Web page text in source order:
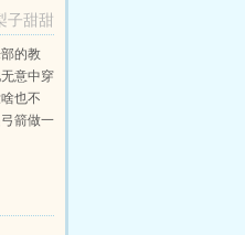
子甜甜
的教
意中穿
也不
箭做一